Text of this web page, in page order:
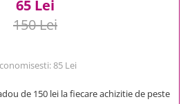
65 Lei
150 Lei
85 Lei
de 150 lei la fiecare achizitie de peste